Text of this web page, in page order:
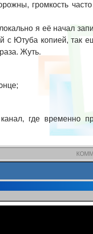
громкость
я её начал
с Ютуба копией, так
Жуть.
где временно